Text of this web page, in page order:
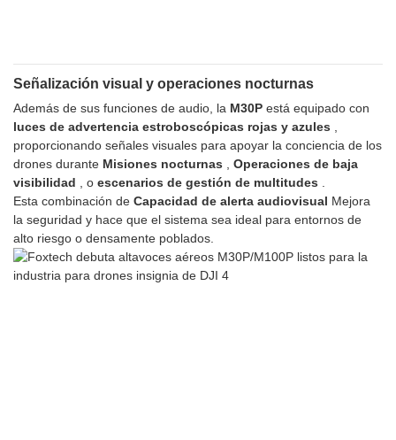
Señalización visual y operaciones nocturnas
Además de sus funciones de audio, la M30P está equipado con
luces de advertencia estroboscópicas rojas y azules ,
proporcionando señales visuales para apoyar la conciencia de los
drones durante Misiones nocturnas , Operaciones de baja
visibilidad , o escenarios de gestión de multitudes .
Esta combinación de Capacidad de alerta audiovisual Mejora
la seguridad y hace que el sistema sea ideal para entornos de
alto riesgo o densamente poblados.